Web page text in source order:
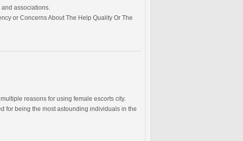
associations.
or Concerns About The Help Quality Or The
reasons for using female escorts city.
for being the most astounding individuals in the